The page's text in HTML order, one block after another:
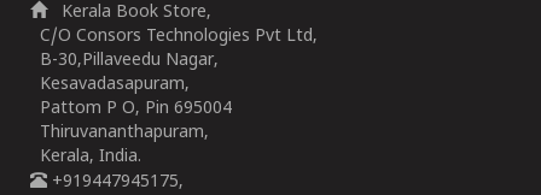
Kerala Book Store,
C/O Consors Technologies Pvt Ltd,
B-30,Pillaveedu Nagar,
Kesavadasapuram,
Pattom P O, Pin 695004
Thiruvananthapuram,
Kerala, India.
+919447945175,